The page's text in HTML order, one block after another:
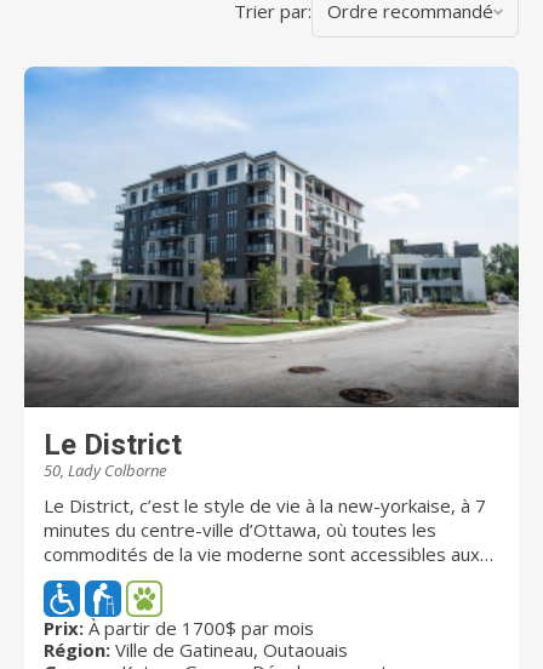
Trier par: Ordre recommandé
Le District
50, Lady Colborne
Le District, c’est le style de vie à la new-yorkaise, à 7
minutes du centre-ville d’Ottawa, où toutes les
commodités de la vie moderne sont accessibles aux
retraités autonomes qui cherchent des résidences de
luxe dans un milieu de vie chic, urbain et exclusif. De
plus, la salle à manger du Bistro Le District (restaurant
ouvert au public), située au premier étage du Club,
Prix: À partir de 1700$ par mois
Région: Ville de Gatineau, Outaouais